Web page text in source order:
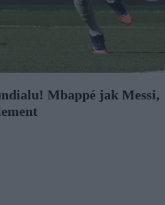
Mbappé jak Messi,